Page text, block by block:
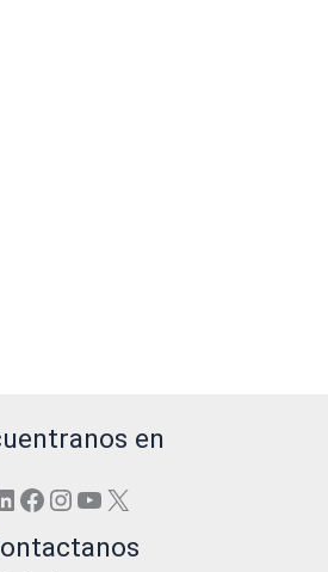
en
Facebook
Instagram
YouTube
X